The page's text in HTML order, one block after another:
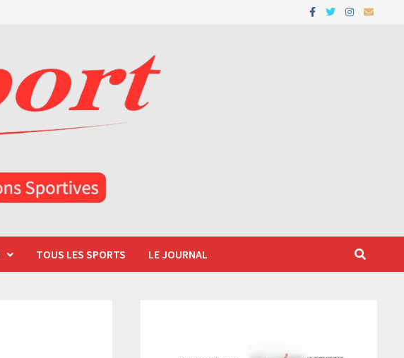
TOUS LES SPORTS LE JOURNAL